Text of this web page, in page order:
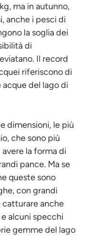
ma in autunno,
anche i pesci di
la soglia dei
di
Il record
riferiscono di
del lago di
dimensioni, le più
che sono più
la forma di
pance. Ma se
queste sono
con grandi
catturare anche
alcuni specchi
gemme del lago